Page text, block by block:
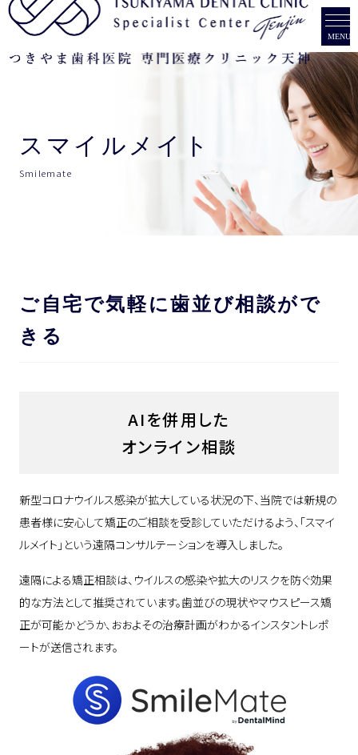
インプラント
ガミースマイル
個別予防プログラム
症例
患者様のご紹介
スマイルメイト
Smilemate
ご自宅で気軽に歯並び相談がで
きる
AIを併用した
オンライン相談
新型コロナウイルス感染が拡大している状況の下、当院では新規の
患者様に安心して矯正のご相談を受診していただけるよう、「スマイ
ルメイト」という遠隔コンサルテーションを導入しました。
遠隔による矯正相談は、ウイルスの感染や拡大のリスクを防ぐ効果
的な方法として推奨されています。歯並びの現状やマウスピース矯
正が可能かどうか、おおよその治療計画がわかるインスタントレポ
ートが送信されます。